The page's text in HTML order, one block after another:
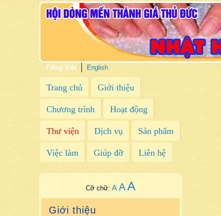
Tiếng Việt English
Trang chủ Giới thiệu
Chương trình Hoạt động
Thư viện Dịch vụ Sản phẩm
Việc làm Giúp đỡ Liên hệ
Cỡ chữ: A A A
Giới thiệu